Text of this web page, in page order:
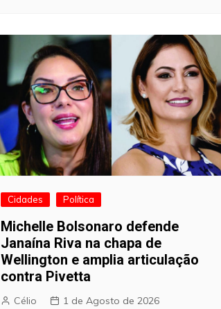
Cidades Política
Michelle Bolsonaro defende
Janaína Riva na chapa de
Wellington e amplia articulação
contra Pivetta
Célio 1 de Agosto de 2026